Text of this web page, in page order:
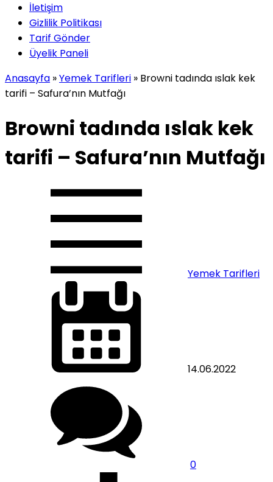
İletişim
Gizlilik Politikası
Tarif Gönder
Üyelik Paneli
Anasayfa »Yemek Tarifleri » Browni tadında ıslak kek
tarifi – Safura’nın Mutfağı
Browni tadında ıslak kek
tarifi – Safura’nın Mutfağı
Yemek Tarifleri
14.06.2022
0